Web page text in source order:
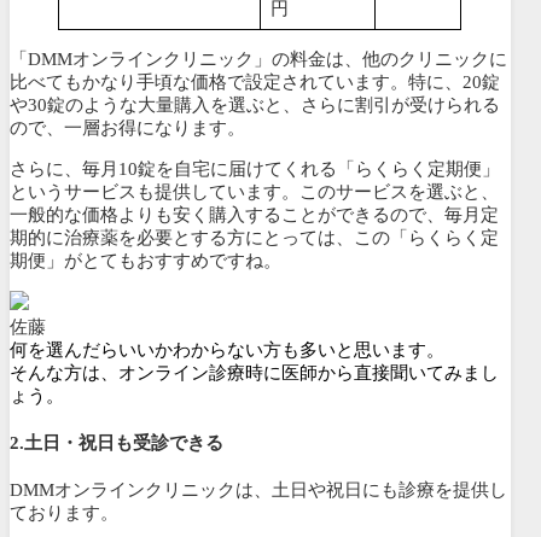
円
「DMMオンラインクリニック」の料金は、他のクリニックに
比べてもかなり手頃な価格で設定されています。特に、20錠
や30錠のような大量購入を選ぶと、さらに割引が受けられる
ので、一層お得になります。
さらに、毎月10錠を自宅に届けてくれる「 らくらく定期便 」
というサービスも提供しています。このサービスを選ぶと、
一般的な価格よりも安く購入することができるので、 毎月定
期的に治療薬を必要とする方にとっては、この「らくらく定
期便」がとてもおすすめですね。
佐藤
何を選んだらいいかわからない方も多いと思います。
そんな方は、オンライン診療時に医師から直接聞いてみまし
ょう。
2.土日・祝日も受診できる
DMMオンラインクリニックは、土日や祝日にも診療を提供し
ております。